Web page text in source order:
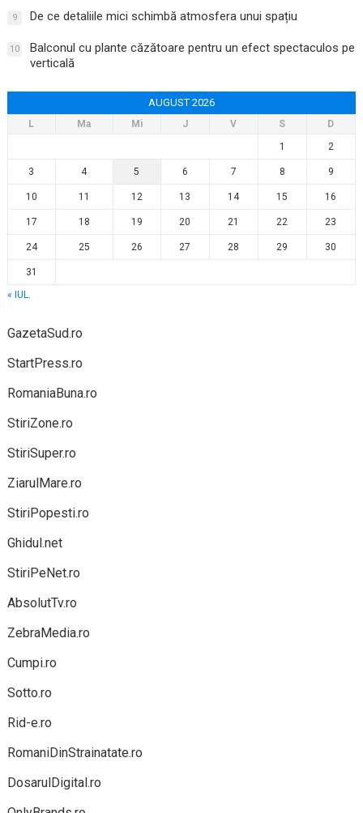
9 De ce detaliile mici schimbă atmosfera unui spațiu
10
Balconul cu plante căzătoare pentru un efect spectaculos pe
verticală
AUGUST 2026
L Ma Mi J V S
D
1
2
3 4 5 6 7 8 9
10 11 12 13 14 15 16
17 18 19 20 21 22 23
24 25 26 27 28 29 30
31
« IUL.
GazetaSud.ro
StartPress.ro
RomaniaBuna.ro
StiriZone.ro
StiriSuper.ro
ZiarulMare.ro
StiriPopesti.ro
Ghidul.net
StiriPeNet.ro
AbsolutTv.ro
ZebraMedia.ro
Cumpi.ro
Sotto.ro
Rid-e.ro
RomaniDinStrainatate.ro
DosarulDigital.ro